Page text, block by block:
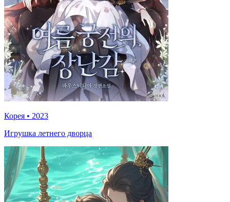
Корея • 2023
Игрушка летнего дворца